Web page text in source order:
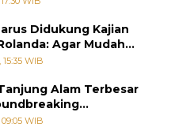
Didukung Kajian
Agar Mudah
Kementerian
WIB
Alam Terbesar
WIB